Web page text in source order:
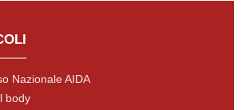
Nazionale AIDA
body